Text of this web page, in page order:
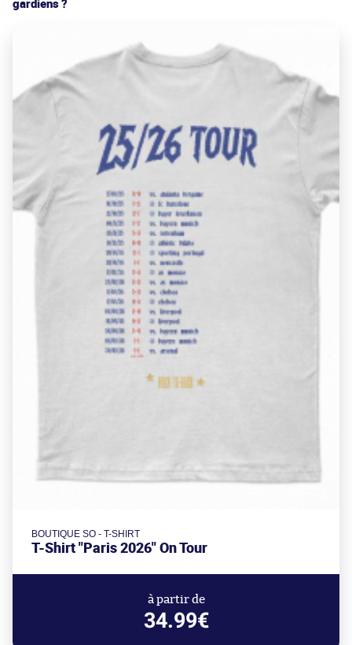
BOUTIQUE SO - T-SHIRT
T-Shirt "Paris 2026" On Tour
à partir de
34.99€